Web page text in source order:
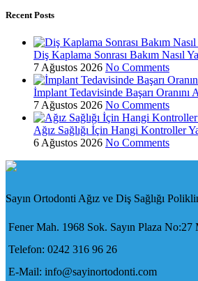
Recent Posts
Diş Kaplama Sonrası Bakım Nasıl
7 Ağustos 2026 No Comments
İmplant Tedavisinde Başarı Oranını
7 Ağustos 2026 No Comments
Ağız Sağlığı İçin Hangi Kontroller
6 Ağustos 2026 No Comments
Sayın Ortodonti Ağız ve Diş Sağlığı
Fener Mah. 1968 Sok. Sayın Plaza
Telefon: 0242 316 96 26
E-Mail: info@sayinortodonti.com